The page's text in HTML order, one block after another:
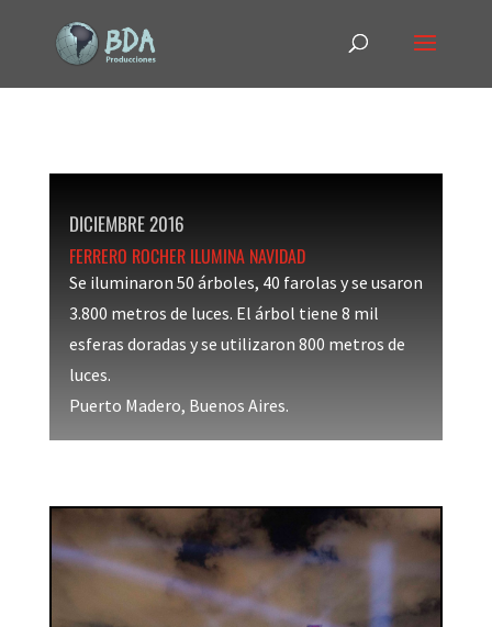
DICIEMBRE 2016
FERRERO ROCHER ILUMINA NAVIDAD
Se iluminaron 50 árboles, 40 farolas y se usaron
3.800 metros de luces. El árbol tiene 8 mil
esferas doradas y se utilizaron 800 metros de
luces.
Puerto Madero, Buenos Aires.